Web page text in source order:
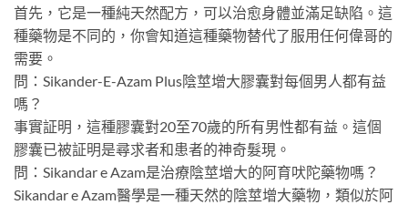
首先，它是一種純天然配方，可以治愈身體並滿足缺陷。這
種藥物是不同的，你會知道這種藥物替代了服用任何偉哥的
需要。
問：Sikander-E-Azam Plus陰莖增大膠囊對每個男人都有益
嗎？
事實証明，這種膠囊對20至70歲的所有男性都有益。這個
膠囊已被証明是尋求者和患者的神奇髮現。
問：Sikandar e Azam是治療陰莖增大的阿育吠陀藥物嗎？
Sikandar e Azam醫學是一種天然的陰莖增大藥物，類似於阿